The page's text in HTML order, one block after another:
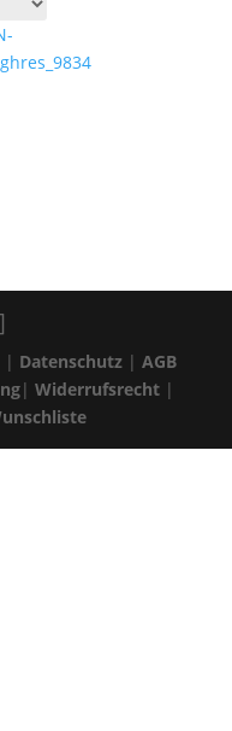
| Datenschutz| AGB
| Widerrufsrecht|